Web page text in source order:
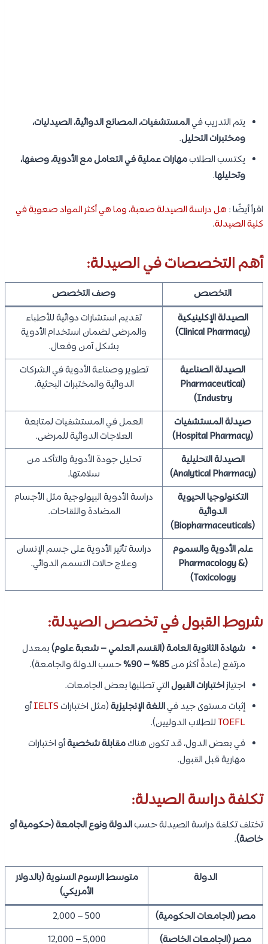
يتم التدريب فيالمستشفيات، المصانع الدوائية، الصيدليات،
ومختبرات التحليل.
يكتسب الطلابمهارات عملية في التعامل مع الأدوية، وصفها،
وتحليلها.
اقرأ أيضًا : هل دراسة الصيدلة صعبة، وما هي أكثر المواد صعوبة في
كلية الصيدلة.
أهم التخصصات في الصيدلة:
التخصص
وصف التخصص
الصيدلة الإكلينيكية
(Clinical Pharmacy)
تقديم استشارات دوائية للأطباء
والمرضى لضمان استخدام الأدوية
بشكل آمن وفعال.
الصيدلة الصناعية
(Pharmaceutical
Industry)
تطوير وصناعة الأدوية في الشركات
الدوائية والمختبرات البحثية.
صيدلة المستشفيات
(Hospital Pharmacy)
العمل في المستشفيات لمتابعة
العلاجات الدوائية للمرضى.
الصيدلة التحليلية
(Analytical Pharmacy)
تحليل جودة الأدوية والتأكد من
سلامتها.
التكنولوجيا الحيوية
الدوائية
(Biopharmaceuticals)
دراسة الأدوية البيولوجية مثل الأجسام
المضادة واللقاحات.
علم الأدوية والسموم
(Pharmacology &
Toxicology)
دراسة تأثير الأدوية على جسم الإنسان
وعلاج حالات التسمم الدوائي.
شروط القبول في تخصص الصيدلة:
شهادة الثانوية العامة (القسم العلمي – شعبة علوم)بمعدل
مرتفع (عادةً أكثر من85% – 90%
حسب الدولة والجامعة).
اجتيازاختبارات القبولالتي تطلبها بعض الجامعات.
إثبات مستوى جيد فياللغة الإنجليزية(مثل اختباراتIELTSأو
TOEFL للطلاب الدوليين).
في بعض الدول، قد تكون هناكمقابلة شخصيةأو اختبارات
مهارية قبل القبول.
تكلفة دراسة الصيدلة:
تختلف تكلفة دراسة الصيدلة حسبالدولة ونوع الجامعة (حكومية أو
خاصة).
الدولة
متوسط الرسوم السنوية (بالدولار
الأمريكي)
مصر (الجامعات الحكومية)
500 – 2,000
مصر (الجامعات الخاصة)
5,000 – 12,000